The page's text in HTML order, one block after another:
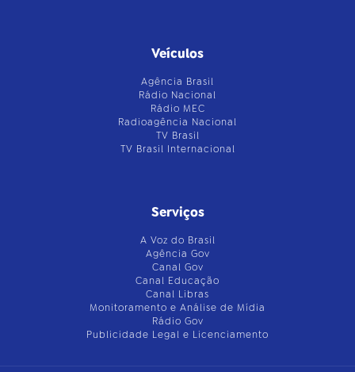
Veículos
Agência Brasil
Rádio Nacional
Rádio MEC
Radioagência Nacional
TV Brasil
TV Brasil Internacional
Serviços
A Voz do Brasil
Agência Gov
Canal Gov
Canal Educação
Canal Libras
Monitoramento e Análise de Mídia
Rádio Gov
Publicidade Legal e Licenciamento